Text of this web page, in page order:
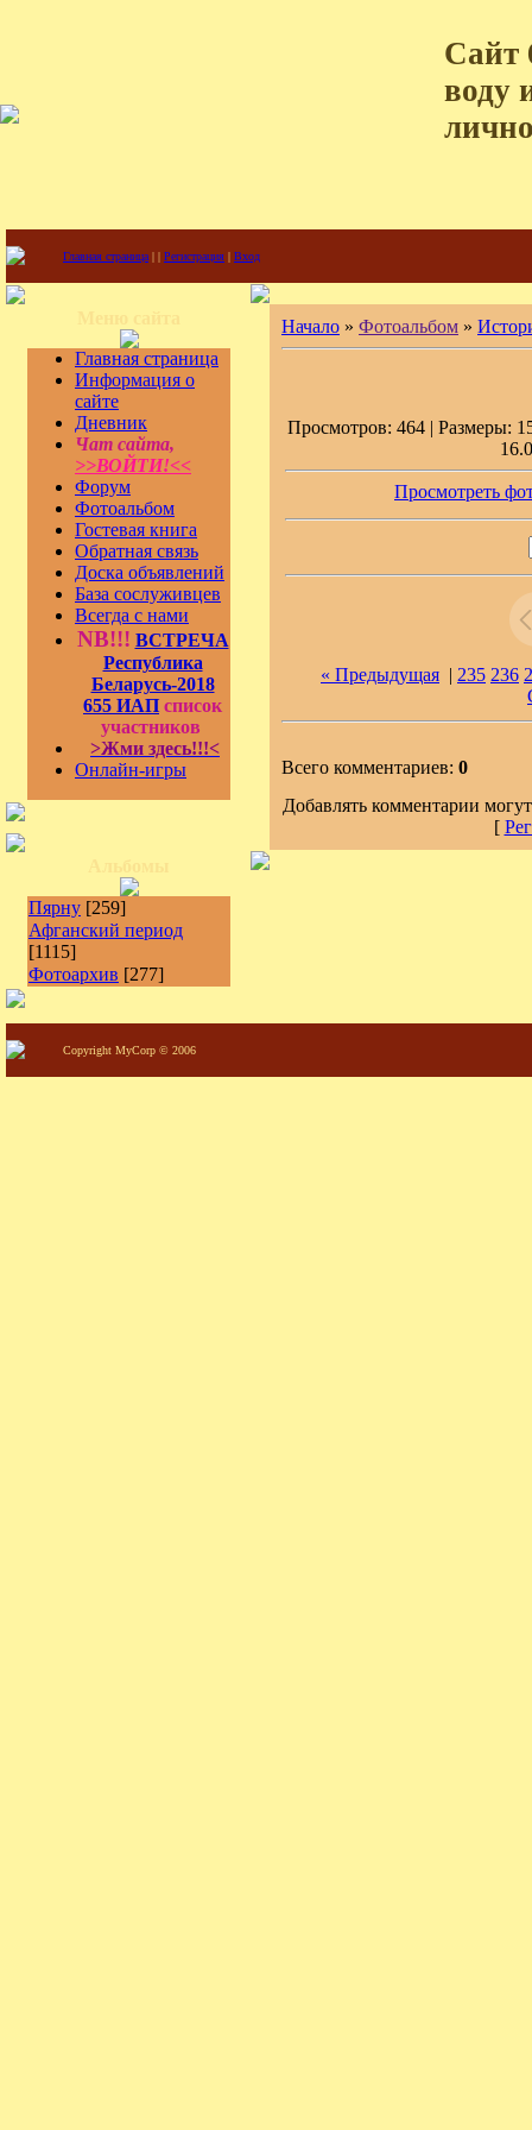
Сайт
воду
Главная страница | | Регистрация | Вход
Главная страница
Информация о
сайте
Дневник
Чат сайта,
>>ВОЙТИ!<<
Форум
Фотоальбом
Гостевая книга
Обратная связь
Доска объявлений
База сослуживцев
Всегда с нами
NB!!! ВСТРЕЧА
Республика
Беларусь-2018
655 ИАП список
участников
>Жми здесь!!!<
Онлайн-игры
Пярну [259]
Афганский период
[1115]
Фотоархив [277]
Начало » Фотоальбом »
Просмотров: 464 | Размеры:
Просмотреть
« Предыдущая | 235 236
Всего комментариев: 0
Добавлять комментарии
[
Copyright MyCorp © 2006